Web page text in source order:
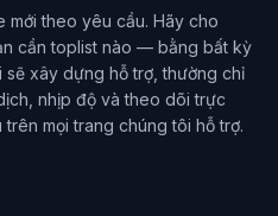
mới theo yêu cầu. Hãy cho
cần toplist nào — bằng bất kỳ
xây dựng hỗ trợ, thường chỉ
nhịp độ và theo dõi trực
mọi trang chúng tôi hỗ trợ.